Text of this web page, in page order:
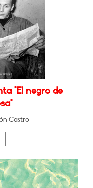
"El negro de
Castro